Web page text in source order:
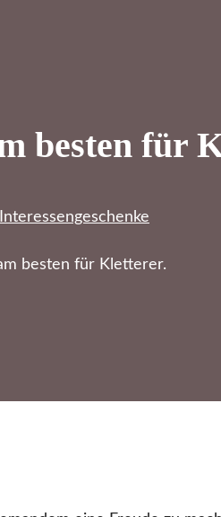
besten für
besten für Kletterer.